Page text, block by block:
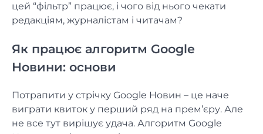
цей “фільтр” працює, і чого від нього чекати
редакціям, журналістам і читачам?
Як працює алгоритм Google
Новини: основи
Потрапити у стрічку Google Новин – це наче
виграти квиток у перший ряд на прем’єру. Але
не все тут вирішує удача. Алгоритм Google